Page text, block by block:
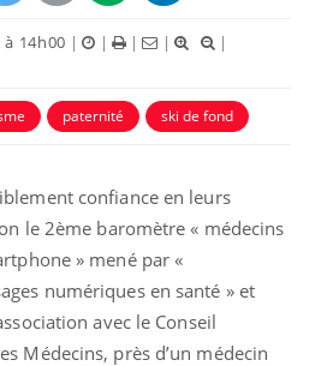
14h00 | | | |
|
paternité ski de fond
confiance en leurs
le 2ème baromètre « médecins
» mené par «
numériques en santé » et
avec le Conseil
Médecins, près d’un médecin